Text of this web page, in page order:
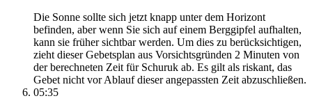
Die Sonne sollte sich jetzt knapp unter dem Horizont
befinden, aber wenn Sie sich auf einem Berggipfel aufhalten,
kann sie früher sichtbar werden. Um dies zu berücksichtigen,
zieht dieser Gebetsplan aus Vorsichtsgründen 2 Minuten von
der berechneten Zeit für Schuruk ab. Es gilt als riskant, das
Gebet nicht vor Ablauf dieser angepassten Zeit abzuschließen.
05:35